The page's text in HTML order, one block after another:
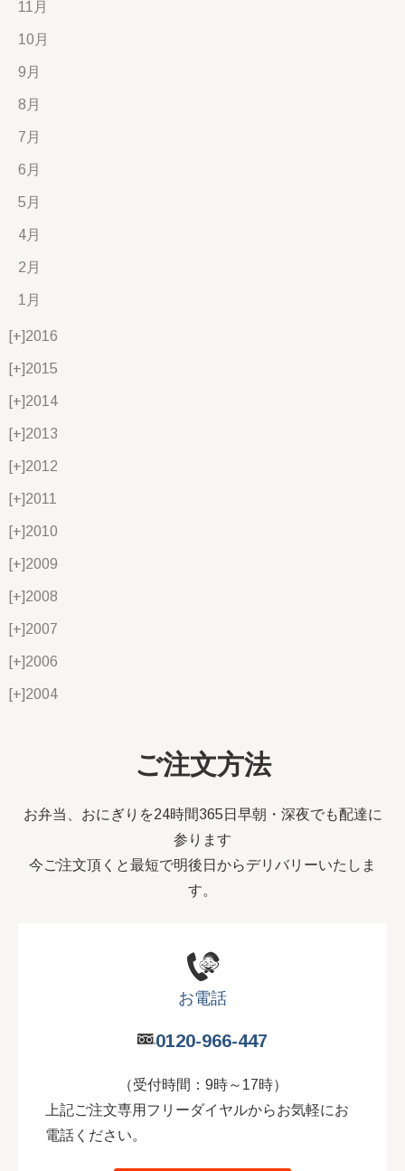
11月
10月
9月
8月
7月
6月
5月
4月
2月
1月
[+]2016
[+]2015
[+]2014
[+]2013
[+]2012
[+]2011
[+]2010
[+]2009
[+]2008
[+]2007
[+]2006
[+]2004
ご注文方法
お弁当、おにぎりを24時間365日早朝・深夜でも配達に
参ります
今ご注文頂くと最短で明後日からデリバリーいたしま
す。
お電話
0120-966-447
（受付時間：9時～17時）
上記ご注文専用フリーダイヤルからお気軽にお
電話ください。